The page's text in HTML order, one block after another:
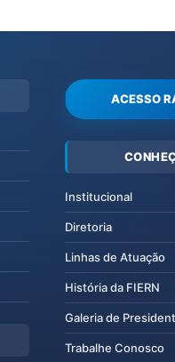
ACESSO
Institucional
Diretoria
Linhas de Atuação
História da FIERN
Galeria de
Trabalhe Conosco